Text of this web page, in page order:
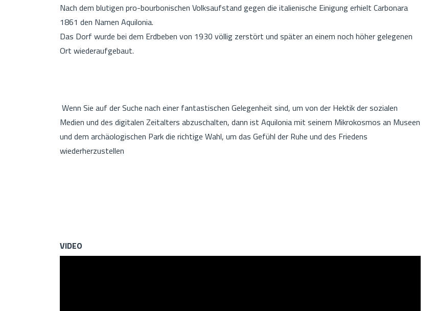
Nach dem blutigen pro-bourbonischen Volksaufstand gegen die italienische Einigung erhielt Carbonara
1861 den Namen Aquilonia.
Das Dorf wurde bei dem Erdbeben von 1930 völlig zerstört und später an einem noch höher gelegenen
Ort wiederaufgebaut.
Wenn Sie auf der Suche nach einer fantastischen Gelegenheit sind, um von der Hektik der sozialen
Medien und des digitalen Zeitalters abzuschalten, dann ist Aquilonia mit seinem Mikrokosmos an Museen
und dem archäologischen Park die richtige Wahl, um das Gefühl der Ruhe und des Friedens
wiederherzustellen
VIDEO